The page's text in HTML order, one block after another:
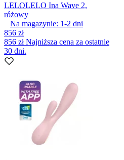
LELOLELO Ina Wave 2,
różowy
Na magazynie: 1-2 dni
856 zł
856 złNajniższa cena za ostatnie
30 dni.